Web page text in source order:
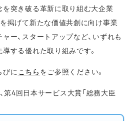
突き破る革新に取り組む大企業
掲げて新たな価値共創に向け事業
ー、スタートアップなど、いずれも
する優れた取り組みです。
びにこちらをご参照ください。
第4回日本サービス大賞「総務大臣